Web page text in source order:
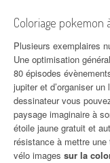
Coloriage pokemon
Plusieurs exemplaires
Une optimisation
80 épisodes
jupiter et d’organiser
dessinateur vous
paysage imaginaire à
étoile jaune gratuit et
résistance à mettre
vélo images sur la